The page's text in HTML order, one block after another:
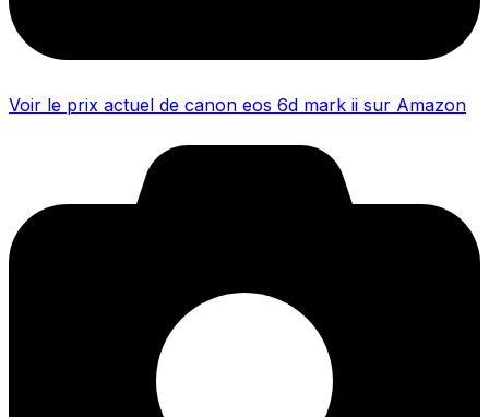
Voir le prix actuel de canon eos 6d mark ii sur Amazon